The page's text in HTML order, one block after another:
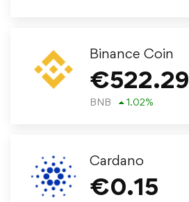
Binance Coin
€522.29
BNB 1.02%
Cardano
€0.15